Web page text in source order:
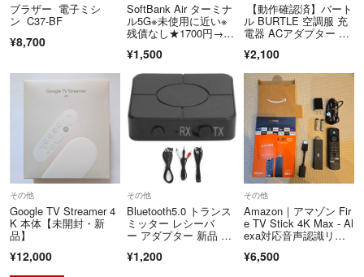
ブラザー 電子ミシ
ン C37-BF
¥8,700
SoftBank Air ターミナ
ル5G※未使用に近い※
残債なし★1700円→週
¥1,500
【動作確認済】バート
ル BURTLE 空調服 充
電器 ACアダプター AC
¥2,100
その他
Google TV Streamer 4
K 本体【未開封・新
品】
¥12,000
その他
Bluetooth5.0 トランス
ミッター レシーバ
ー アダプター 新品 未
¥1,200
その他
Amazon｜アマゾン Fir
e TV Stick 4K Max - Al
exa対応音声認識リモ
トリーミ…
¥6,500